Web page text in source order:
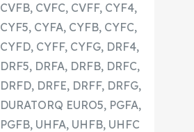
CVFB, CVFC, CVFF, CYF4,
CYF5, CYFA, CYFB, CYFC,
CYFD, CYFF, CYFG, DRF4,
DRF5, DRFA, DRFB, DRFC,
DRFD, DRFE, DRFF, DRFG,
DURATORQ EURO5, PGFA,
PGFB, UHFA, UHFB, UHFC